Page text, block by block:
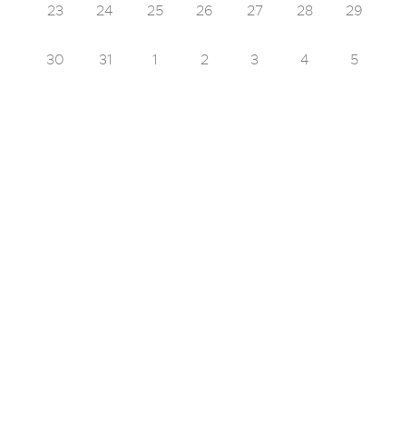
23 24 25 26 27 28 29
30 31 1 2 3 4 5